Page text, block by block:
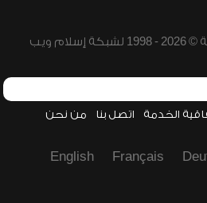
ويب
الخدمة اتصل بنا من نحن
Français
English